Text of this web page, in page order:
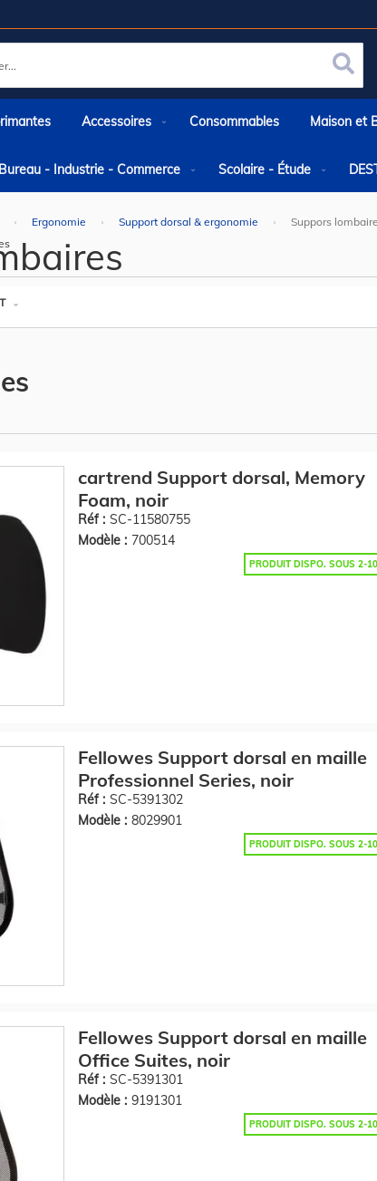
Accessoires Consommables Maison et
- Industrie - Commerce Scolaire - Étude
Ergonomie Support dorsal & ergonomie Suppors
cartrend Support dorsal, Memory
Foam, noir
Réf : SC-11580755
Modèle : 700514
PRODUIT DISPO. SOUS 2-
Fellowes Support dorsal en maille
Professionnel Series, noir
Réf : SC-5391302
Modèle : 8029901
PRODUIT DISPO. SOUS 2-
Fellowes Support dorsal en maille
Office Suites, noir
Réf : SC-5391301
Modèle : 9191301
PRODUIT DISPO. SOUS 2-